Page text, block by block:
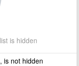
is hidden
is not hidden